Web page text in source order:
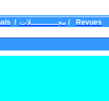
Revues
/ مجـــــــــــلات /